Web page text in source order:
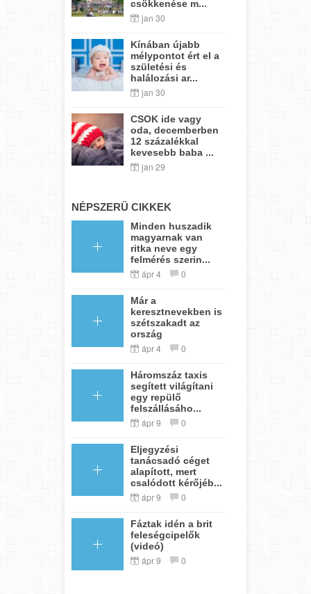
csökkenése m...
jan 30
Kínában újabb
mélypontot ért el a
születési és
halálozási ar...
jan 30
CSOK ide vagy
oda, decemberben
12 százalékkal
kevesebb baba ...
jan 29
NÉPSZERŰ CIKKEK
Minden huszadik
magyarnak van
ritka neve egy
felmérés szerin...
ápr 4 0
Már a
keresztnevekben is
szétszakadt az
ország
ápr 4 0
Háromszáz taxis
segített világítani
egy repülő
felszállásáho...
ápr 9 0
Eljegyzési
tanácsadó céget
alapított, mert
csalódott kérőjéb...
ápr 9 0
Fáztak idén a brit
feleségcipelők
(videó)
ápr 9 0